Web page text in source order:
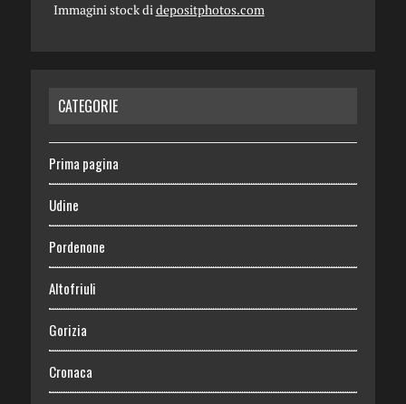
Immagini stock didepositphotos.com
CATEGORIE
Prima pagina
Udine
Pordenone
Altofriuli
Gorizia
Cronaca